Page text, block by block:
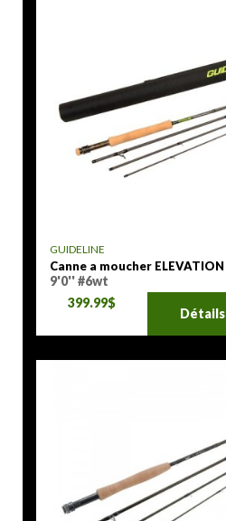
GUIDELINE
Canne a moucher ELEVATION
9'0'' #6wt
399.99$
Détails